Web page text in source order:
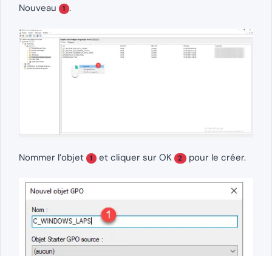
Nouveau
1 .
Nommer l’objet 1 et cliquer sur OK 2 pour le créer.